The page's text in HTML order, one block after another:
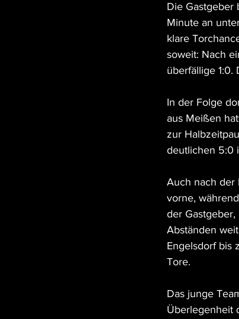
Die Gastgeber
Minute an
klare
soweit: Nach
überfällige 1:0.
In der Folge
aus Meißen
zur
deutlichen 5:0
Auch nach der
vorne,
der
Abständen
Engelsdorf bis
Tore.
Das junge
Überlegenheit